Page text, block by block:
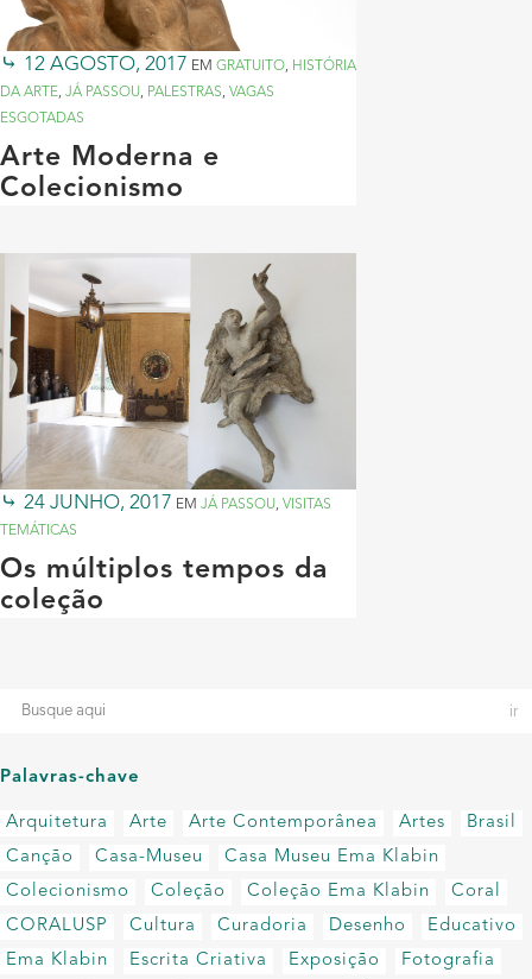
12 AGOSTO, 2017 EM GRATUITO, HISTÓRIA
DA ARTE, JÁ PASSOU, PALESTRAS, VAGAS
ESGOTADAS
Arte Moderna e
Colecionismo
24 JUNHO, 2017 EM JÁ PASSOU, VISITAS
TEMÁTICAS
Os múltiplos tempos da
coleção
Palavras-chave
Arquitetura Arte Arte Contemporânea Artes
Brasil
Canção
Casa-Museu
Casa Museu Ema Klabin
Colecionismo
Coleção Coleção Ema Klabin
Coral
CORALUSP
Cultura Curadoria Desenho
Educativo
Ema Klabin
Escrita Criativa Exposição
Fotografia